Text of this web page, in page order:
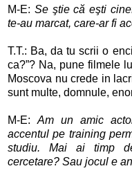
M-E: Se ştie că eşti
te-au marcat, care-ar fi
T.T.: Ba, da tu scrii o
ca?”? Na, pune filmele
Moscova nu crede in
sunt multe, domnule,
M-E: Am un amic
accentul pe training
studiu. Mai ai timp
cercetare? Sau jocul e